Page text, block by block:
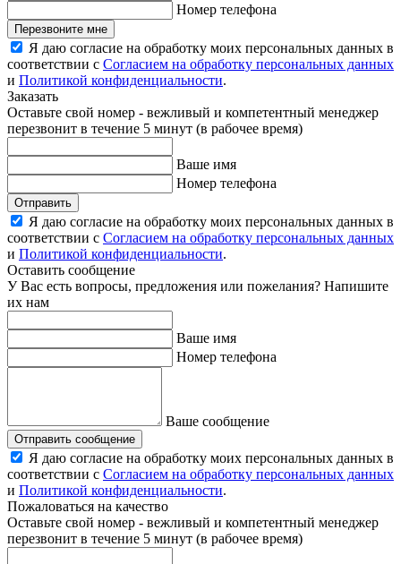
Номер телефона
Перезвоните мне
Я даю согласие на обработку моих персональных данных в
соответствии с Согласием на обработку персональных данных
и Политикой конфиденциальности.
Заказать
Оставьте свой номер - вежливый и компетентный менеджер
перезвонит в течение 5 минут (в рабочее время)
Ваше имя
Номер телефона
Отправить
Я даю согласие на обработку моих персональных данных в
соответствии с Согласием на обработку персональных данных
и Политикой конфиденциальности.
Оставить сообщение
У Вас есть вопросы, предложения или пожелания? Напишите
их нам
Ваше имя
Номер телефона
Ваше сообщение
Отправить сообщение
Я даю согласие на обработку моих персональных данных в
соответствии с Согласием на обработку персональных данных
и Политикой конфиденциальности.
Пожаловаться на качество
Оставьте свой номер - вежливый и компетентный менеджер
перезвонит в течение 5 минут (в рабочее время)